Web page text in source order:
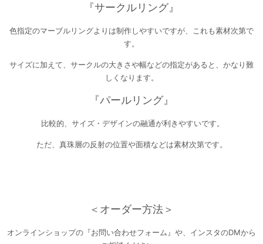
『サークルリング』
色指定のマーブルリングよりは制作しやすいですが、これも素材次第で
す。
サイズに加えて、サークルの大きさや幅などの指定があると、かなり難
しくなります。
『パールリング』
比較的、サイズ・デザインの融通が利きやすいです。
ただ、真珠層の反射の位置や面積などは素材次第です。
＜オーダー方法＞
オンラインショップの『お問い合わせフォーム』や、インスタのDMから